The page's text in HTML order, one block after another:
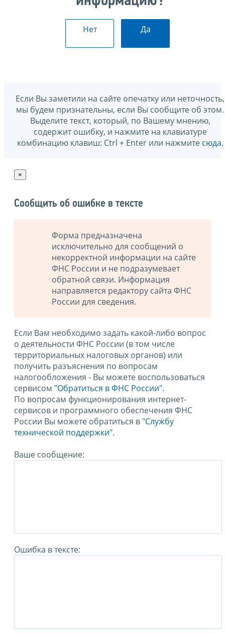
Нет Да
Если Вы заметили на сайте опечатку или неточность,
мы будем признательны, если Вы сообщите об этом.
Выделите текст, который, по Вашему мнению,
содержит ошибку, и нажмите на клавиатуре
комбинацию клавиш: Ctrl + Enter или нажмите сюда.
×
Сообщить об ошибке в тексте
Форма предназначена
исключительно для сообщений о
некорректной информации на сайте
ФНС России и не подразумевает
обратной связи. Информация
направляется редактору сайта ФНС
России для сведения.
Если Вам необходимо задать какой-либо вопрос
о деятельности ФНС России (в том числе
территориальных налоговых органов) или
получить разъяснения по вопросам
налогообложения - Вы можете воспользоваться
сервисом "Обратиться в ФНС России".
По вопросам функционирования интернет-
сервисов и программного обеспечения ФНС
России Вы можете обратиться в "Службу
технической поддержки".
Ваше сообщение:
Ошибка в тексте: